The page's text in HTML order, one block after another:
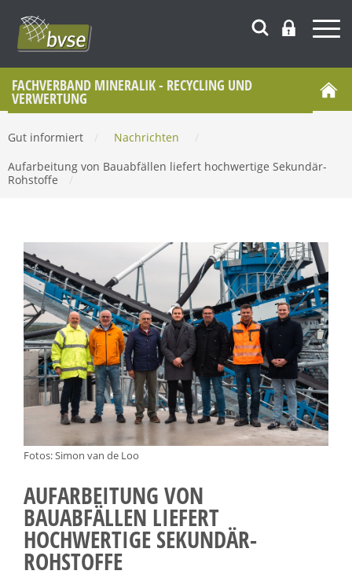
FACHVERBAND MINERALIK - RECYCLING UND
VERWERTUNG
Gut informiert Nachrichten
Aufarbeitung von Bauabfällen liefert hochwertige Sekundär-
Rohstoffe
Fotos: Simon van de Loo
AUFARBEITUNG VON
BAUABFÄLLEN LIEFERT
HOCHWERTIGE SEKUNDÄR-
ROHSTOFFE